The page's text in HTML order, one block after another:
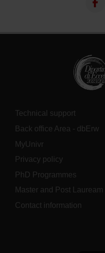
Technical support
Back office Area - dbErw
MyUnivr
Privacy policy
PhD Programmes
Master and Post Lauream
Contact information